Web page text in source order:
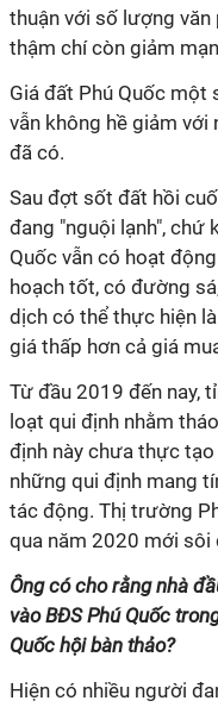
thuận với số lượng
thậm chí còn giảm
Giá đất Phú Quốc một
vẫn không hề giảm với
đã có.
Sau đợt sốt đất hồi
đang "nguội lạnh", chứ
Quốc vẫn có hoạt
hoạch tốt, có đường
dịch có thể thực hiện
giá thấp hơn cả giá
Từ đầu 2019 đến nay,
loạt qui định nhằm
định này chưa thực
những qui định mang
tác động. Thị trường
qua năm 2020 mới
Ông có cho rằng nhà
vào BĐS Phú Quốc
Quốc hội bàn thảo?
Hiện có nhiều người